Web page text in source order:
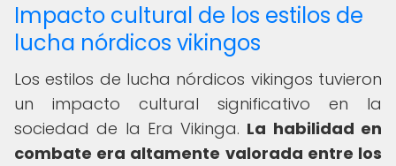
Impacto cultural de los estilos de
lucha nórdicos vikingos
Los estilos de lucha nórdicos vikingos tuvieron
un impacto cultural significativo en la
sociedad de la Era Vikinga. La habilidad en
combate era altamente valorada entre los